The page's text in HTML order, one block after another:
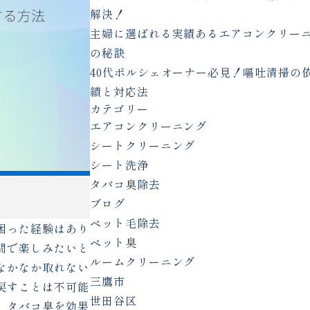
た経験はあり
楽しみたいと
かなか取れない
すことは不可能
タバコ臭を効果
解決！
主婦に選ばれる実績あるエアコンクリー
の秘訣
40代ポルシェオーナー必見！嘔吐清掃の
績と対応法
カテゴリー
エアコンクリーニング
シートクリーニング
シート洗浄
タバコ臭除去
ブログ
ペット毛除去
ペット臭
ルームクリーニング
三鷹市
世田谷区